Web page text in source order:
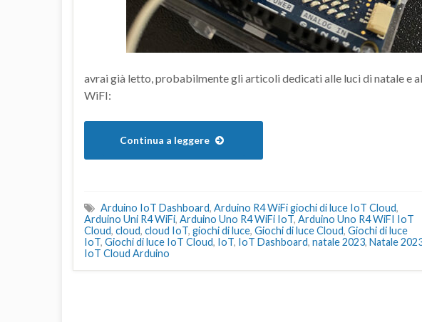
avrai già letto, probabilmente gli articoli dedicati alle luci di natale e
WiFI:
Continua a leggere
Arduino IoT Dashboard, Arduino R4 WiFi giochi di luce IoT Cloud,
Arduino Uni R4 WiFi, Arduino Uno R4 WiFi IoT, Arduino Uno R4 WiFI IoT
Cloud, cloud, cloud IoT, giochi di luce, Giochi di luce Cloud, Giochi di luce
IoT, Giochi di luce IoT Cloud, IoT, IoT Dashboard, natale 2023, Natale
IoT Cloud Arduino